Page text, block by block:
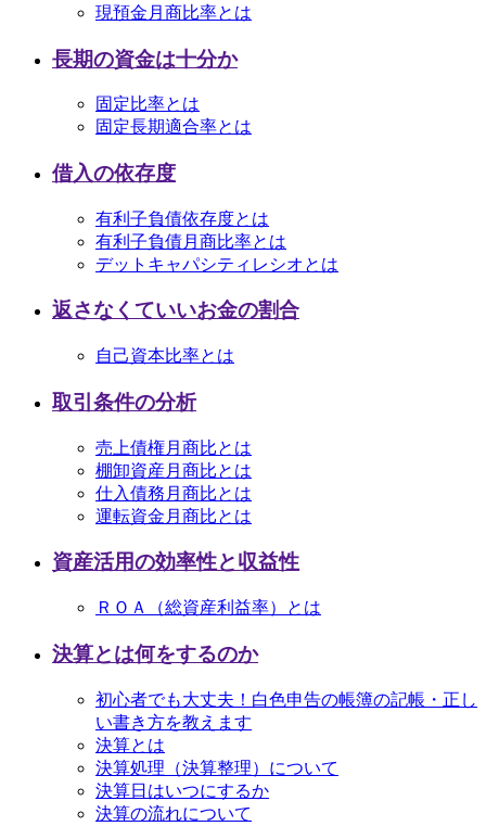
現預金月商比率とは
長期の資金は十分か
固定比率とは
固定長期適合率とは
借入の依存度
有利子負債依存度とは
有利子負債月商比率とは
デットキャパシティレシオとは
返さなくていいお金の割合
自己資本比率とは
取引条件の分析
売上債権月商比とは
棚卸資産月商比とは
仕入債務月商比とは
運転資金月商比とは
資産活用の効率性と収益性
ＲＯＡ（総資産利益率）とは
決算とは何をするのか
初心者でも大丈夫！白色申告の帳簿の記帳・正し
い書き方を教えます
決算とは
決算処理（決算整理）について
決算日はいつにするか
決算の流れについて